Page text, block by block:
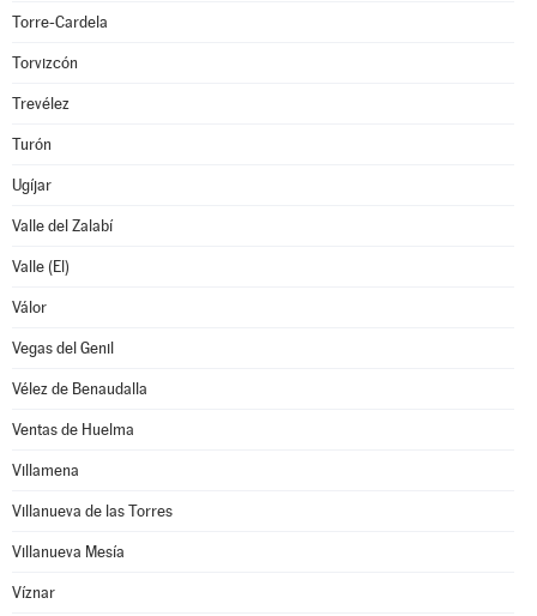
Torre-Cardela
Torvizcón
Trevélez
Turón
Ugíjar
Valle del Zalabí
Valle (El)
Válor
Vegas del Genil
Vélez de Benaudalla
Ventas de Huelma
Villamena
Villanueva de las Torres
Villanueva Mesía
Víznar